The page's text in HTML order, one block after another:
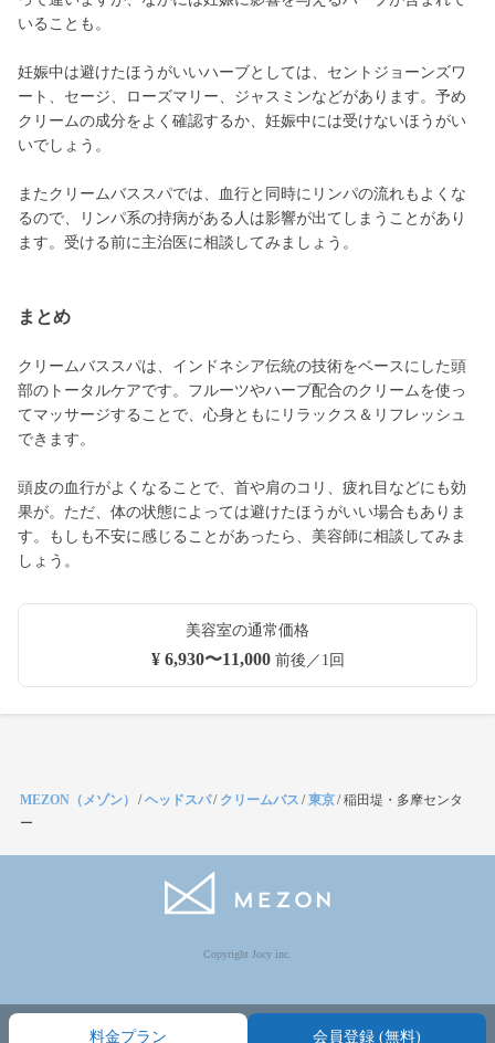
いることも。
妊娠中は避けたほうがいいハーブとしては、セントジョーンズワ
ート、セージ、ローズマリー、ジャスミンなどがあります。予め
クリームの成分をよく確認するか、妊娠中には受けないほうがい
いでしょう。
またクリームバススパでは、血行と同時にリンパの流れもよくな
るので、リンパ系の持病がある人は影響が出てしまうことがあり
ます。受ける前に主治医に相談してみましょう。
まとめ
クリームバススパは、インドネシア伝統の技術をベースにした頭
部のトータルケアです。フルーツやハーブ配合のクリームを使っ
てマッサージすることで、心身ともにリラックス＆リフレッシュ
できます。
頭皮の血行がよくなることで、首や肩のコリ、疲れ目などにも効
果が。ただ、体の状態によっては避けたほうがいい場合もありま
す。もしも不安に感じることがあったら、美容師に相談してみま
しょう。
美容室の通常価格
¥ 6,930〜11,000前後／1回
料金プラン 会員登録 (無料)
MEZON（メゾン） /ヘッドスパ/ クリームバス /東京/稲田堤・多摩センタ
ー
Copyright Jocy inc.